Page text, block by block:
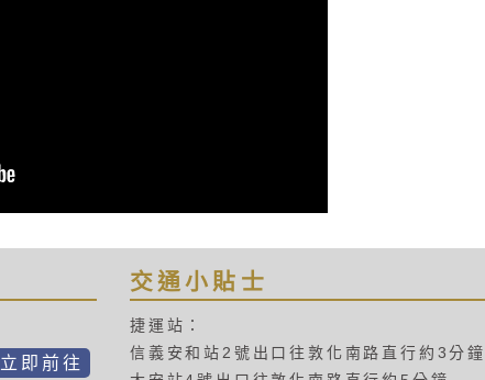
立即前往
交通小貼士
捷運站：
信義安和站2號出口往敦化南路直行約3分鐘